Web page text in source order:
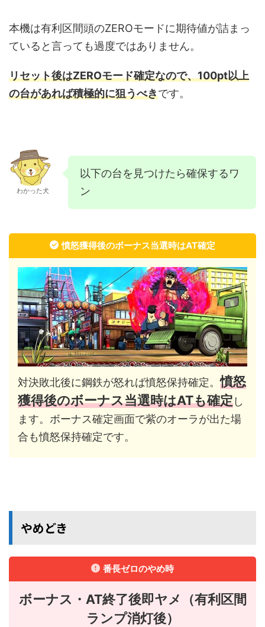
本機は有利区間頭のZEROモードに期待値が詰まっ
ていると言っても過度ではありません。
リセット後はZEROモード確定なので、100pt以上
の台があれば積極的に狙うべきです。
わかった犬
以下の台を見つけたら確保するワ
ン
憤怒獲得後のボーナス当選時はAT確定
対決敗北後に鋼鉄が怒れば憤怒保持確定。憤怒
獲得後のボーナス当選時はATも確定し
ます。ボーナス確定画面で紫のオーラが出た場
合も憤怒保持確定です。
やめどき
番長ゼロのやめ時
ボーナス・AT終了後即ヤメ（有利区間
ランプ消灯後）